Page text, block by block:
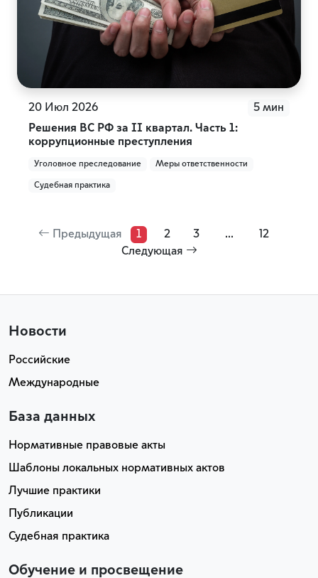
20 Июл 2026
5 мин
Решения ВС РФ за II квартал. Часть 1:
коррупционные преступления
Уголовное преследование Меры ответственности
Судебная практика
Предыдущая 1 2 3 ...
12
Следующая
Новости
Российские
Международные
База данных
Нормативные правовые акты
Шаблоны локальных нормативных актов
Лучшие практики
Публикации
Судебная практика
Обучение и просвещение